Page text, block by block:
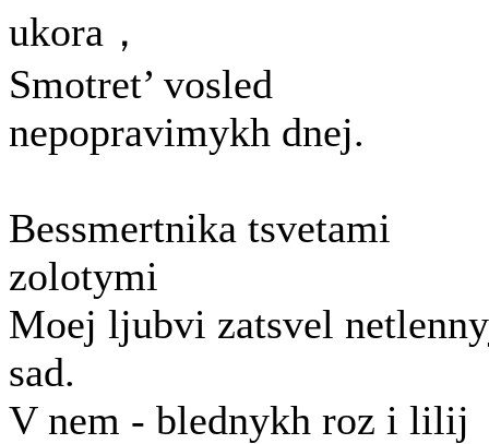
ukora，
Smotret’ vosled
nepopravimykh dnej.
Bessmertnika tsvetami
zolotymi
Moej ljubvi zatsvel
sad.
V nem - blednykh roz i lilij